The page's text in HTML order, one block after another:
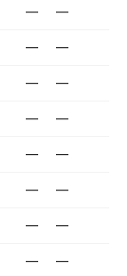
— —
— —
— —
— —
— —
— —
— —
— —